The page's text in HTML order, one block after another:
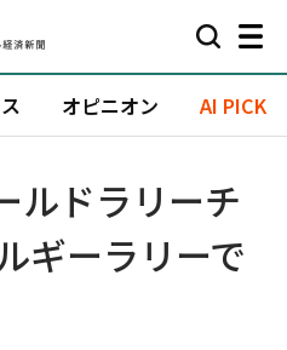
オピニオン AI PICK
ルドラリーチ
ギーラリーで